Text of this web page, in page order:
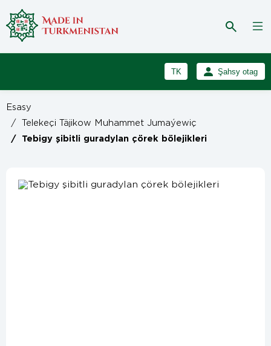
TK
RU
Şahsy otag
Esasy
/ Telekeçi Täjikow Muhammet Jumaýewiç
/ Tebigy şibitli guradylan çörek bölejikleri